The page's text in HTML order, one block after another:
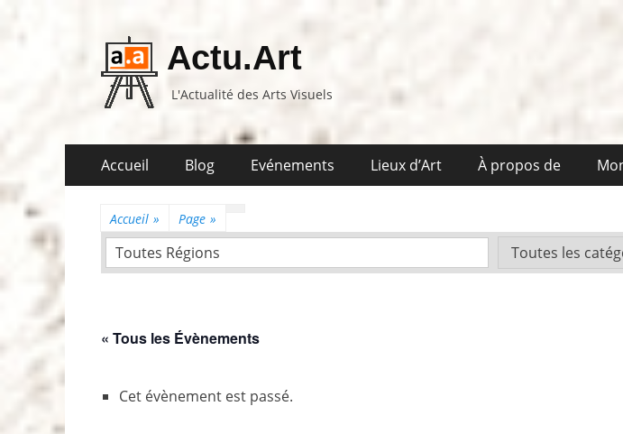
Actu.Art
L'Actualité des Arts Visuels
Premier
menu
Accueil Blog Evénements Lieux d’Art À propos de
Accueil » Page »
Toutes Régions
« Tous les Évènements
Cet évènement est passé.